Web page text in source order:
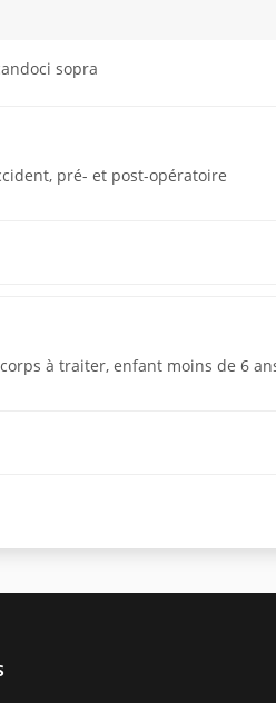
sopra
pré- et post-opératoire
à traiter, enfant moins de 6